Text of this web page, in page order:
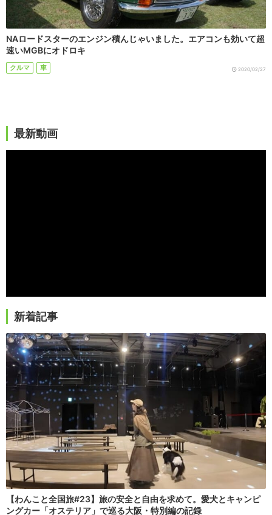
NAロードスターのエンジン積んじゃいました。エアコンも効いて超
速いMGBにオドロキ
クルマ 車 2020/02/27
最新動画
新着記事
【わんこと全国旅#23】旅の安全と自由を求めて。愛犬とキャンピ
ングカー「オステリア」で巡る大阪・特別編の記録